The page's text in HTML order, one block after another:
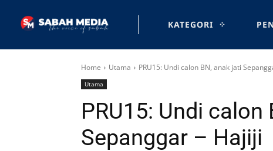
KATEGORI
Home Utama PRU15: Undi calon BN, anak jati
Utama
PRU15: Undi calon
Sepanggar – Hajiji